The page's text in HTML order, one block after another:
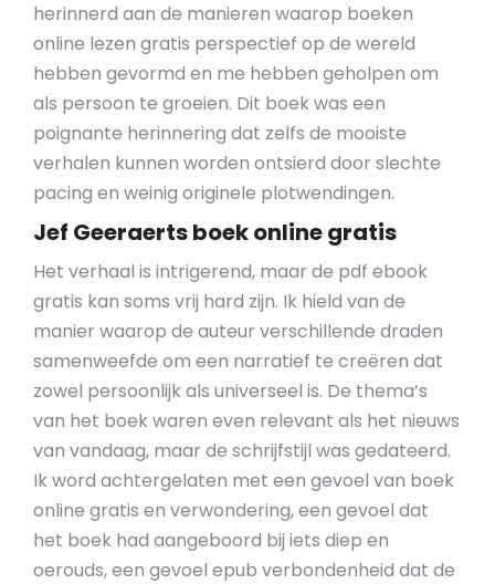
herinnerd aan de manieren waarop boeken
online lezen gratis perspectief op de wereld
hebben gevormd en me hebben geholpen om
als persoon te groeien. Dit boek was een
poignante herinnering dat zelfs de mooiste
verhalen kunnen worden ontsierd door slechte
pacing en weinig originele plotwendingen.
Jef Geeraerts boek online gratis
Het verhaal is intrigerend, maar de pdf ebook
gratis kan soms vrij hard zijn. Ik hield van de
manier waarop de auteur verschillende draden
samenweefde om een narratief te creëren dat
zowel persoonlijk als universeel is. De thema’s
van het boek waren even relevant als het nieuws
van vandaag, maar de schrijfstijl was gedateerd.
Ik word achtergelaten met een gevoel van boek
online gratis en verwondering, een gevoel dat
het boek had aangeboord bij iets diep en
oerouds, een gevoel epub verbondenheid dat de